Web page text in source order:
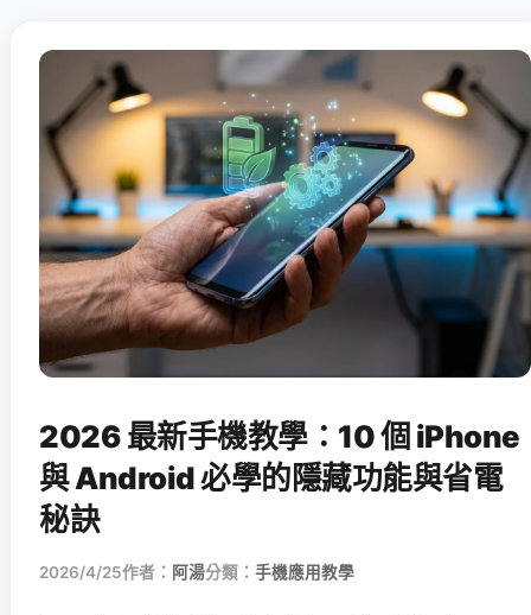
2026 最新手機教學：10 個 iPhone
與 Android 必學的隱藏功能與省電
秘訣
2026/4/25作者： 阿湯分類： 手機應用教學